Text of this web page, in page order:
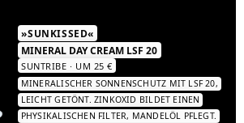
»SUNKISSED«
MINERAL DAY CREAM LSF 20
SUNTRIBE · UM 25 €
MINERALISCHER SONNENSCHUTZ MIT LSF 20,
LEICHT GETÖNT. ZINKOXID BILDET EINEN
PHYSIKALISCHEN FILTER, MANDELÖL PFLEGT.